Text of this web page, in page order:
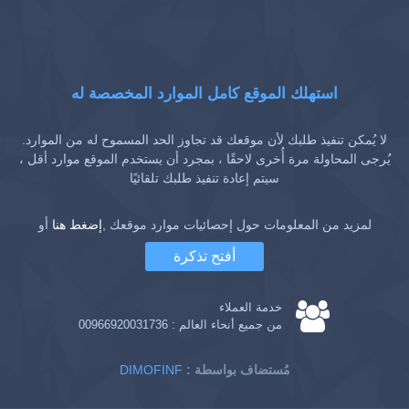
استهلك الموقع كامل الموارد المخصصة له
لا يُمكن تنفيذ طلبك لأن موقعك قد تجاوز الحد المسموح له من الموارد.
يُرجى المحاولة مرة أُخرى لاحقًا ، بمجرد أن يستخدم الموقع موارد أقل ،
سيتم إعادة تنفيذ طلبك تلقائيًا
لمزيد من المعلومات حول إحصائيات موارد موقعك ,إضغط هنا أو
أفتح تذكرة
خدمة العملاء
من جميع أنحاء العالم : 00966920031736
DIMOFINF : مُستضاف بواسطة